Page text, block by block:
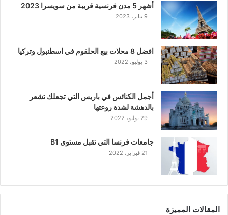
أشهر 5 مدن فرنسية قريبة من سويسرا 2023
9 يناير، 2023
افضل 8 محلات بيع الحلقوم في اسطنبول وتركيا
3 يوليو، 2022
أجمل الكنائس في باريس التي تجعلك تشعر
بالدهشة لشدة روعتها
29 يوليو، 2022
جامعات فرنسا التي تقبل مستوى B1
21 فبراير، 2022
المقالات المميزة